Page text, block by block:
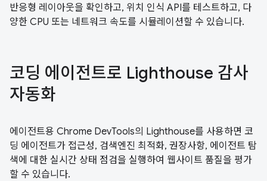
반응형 레이아웃을 확인하고, 위치 인식 API를 테스트하고, 다
양한 CPU 또는 네트워크 속도를 시뮬레이션할 수 있습니다.
코딩 에이전트로 Lighthouse 감사
자동화
에이전트용 Chrome DevTools의 Lighthouse를 사용하면 코
딩 에이전트가 접근성, 검색엔진 최적화, 권장사항, 에이전트 탐
색에 대한 실시간 상태 점검을 실행하여 웹사이트 품질을 평가
할 수 있습니다.